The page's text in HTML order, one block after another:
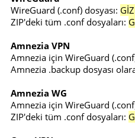
WireGuard (.conf) dosyası:
ZIP'deki tüm .conf dosyaları:
Amnezia VPN
Amnezia için WireGuard
Amnezia .backup dosyası
Amnezia WG
Amnezia için WireGuard
ZIP'deki tüm .conf dosyaları: